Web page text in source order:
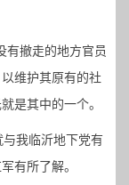
撤走的地方官员
维护其原有的社
是其中的一个。
我临沂地下党有
有所了解。